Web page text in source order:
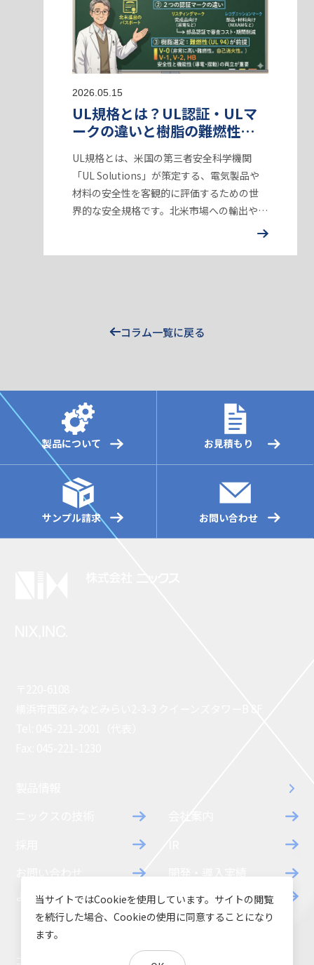
2026.05.15
UL規格とは？UL認証・ULマ
ークの違いと樹脂の難燃性グ
UL規格とは、米国の第三者安全科学機関
「UL Solutions」が策定する、電気製品や
材料の安全性を客観的に評価するための世
界的な安全規格です。北米市場への輸出や販
売には事実上不可欠な基準であり、適合する
コラム一覧に戻る
製品について お見積もり
サンプル請求 お問い合わせ
よくあるご質問
ダウンロード
お知らせ
当サイトではCookieを使用しています。サイトの閲覧
を続行した場合、Cookieの使用に同意することになり
ます。